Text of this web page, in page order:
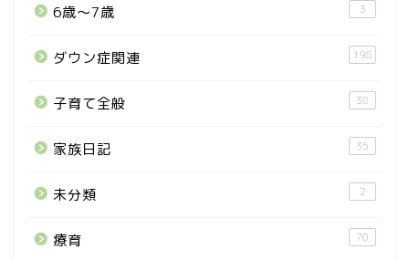
6歳〜7歳 3
ダウン症関連 198
子育て全般 38
家族日記 35
未分類 2
療育 70